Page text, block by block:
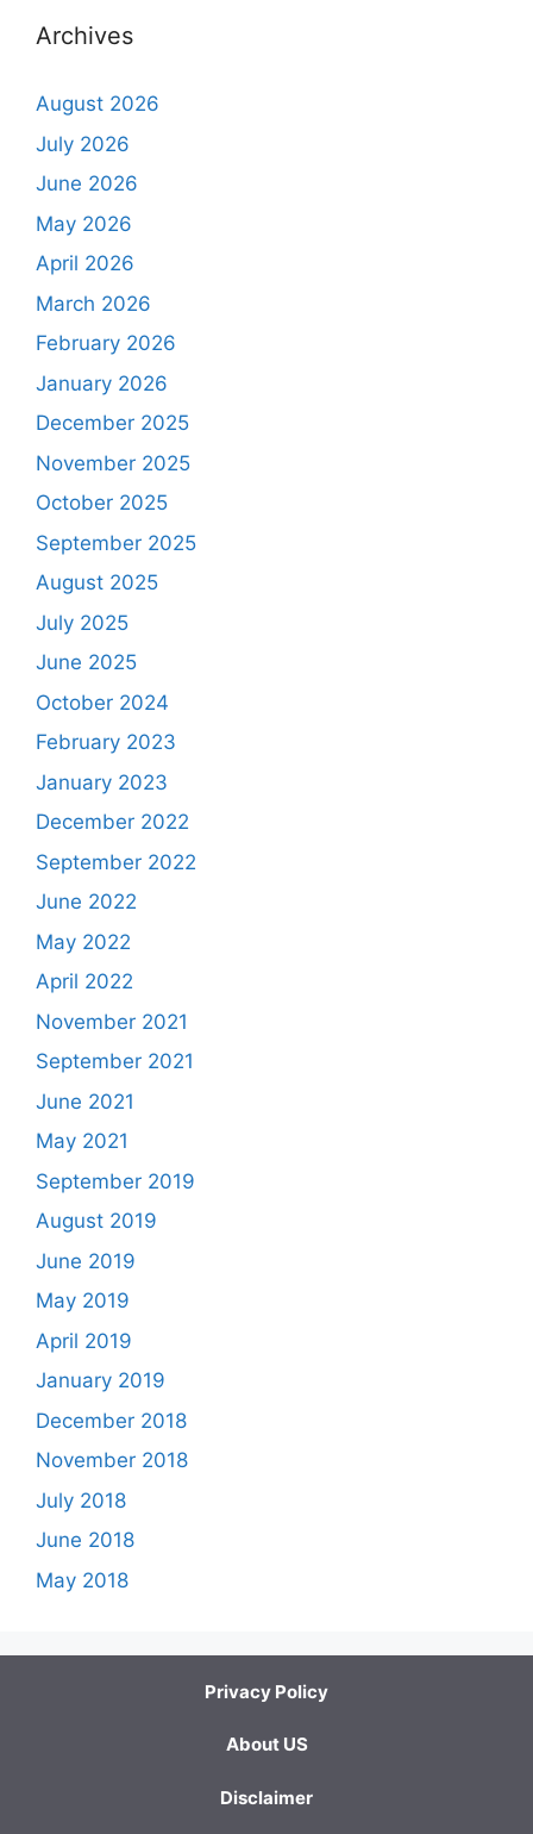
Archives
August 2026
July 2026
June 2026
May 2026
April 2026
March 2026
February 2026
January 2026
December 2025
November 2025
October 2025
September 2025
August 2025
July 2025
June 2025
October 2024
February 2023
January 2023
December 2022
September 2022
June 2022
May 2022
April 2022
November 2021
September 2021
June 2021
May 2021
September 2019
August 2019
June 2019
May 2019
April 2019
January 2019
December 2018
November 2018
July 2018
June 2018
May 2018
Privacy Policy
About US
Disclaimer